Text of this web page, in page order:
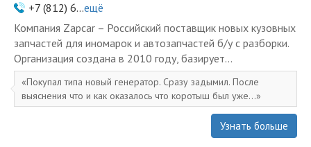
+7 (812) 6...ещё
Компания Zapcar – Российский поставщик новых кузовных
запчастей для иномарок и автозапчастей б/у с разборки.
Организация создана в 2010 году, базирует...
Покупал типа новый генератор. Сразу задымил. После
выяснения что и как оказалось что коротыш был уже...
Узнать больше